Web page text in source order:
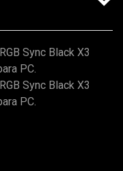
Sync Black X3
PC.
Sync Black X3
PC.